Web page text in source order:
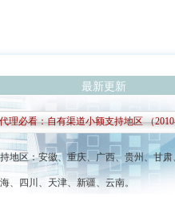
最新更新
理必看：自有渠道小额支持地区 （
地区：安徽、重庆、广西、贵州、甘
、四川、天津、新疆、云南。